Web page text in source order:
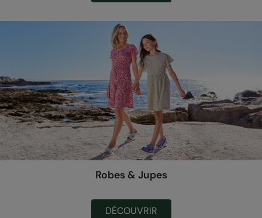
Robes & Jupes
DÉCOUVRIR